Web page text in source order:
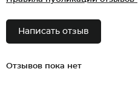
Написать отзыв
Отзывов пока нет